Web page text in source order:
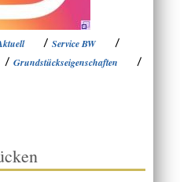
/ Service BW /
/ Grundstückseigenschaften
/